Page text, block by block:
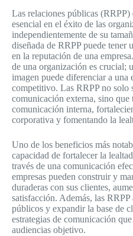
Las relaciones públicas (RRPP)
esencial en el éxito de las
independientemente de su
diseñada de RRPP puede
en la reputación de una
de una organización es crucial;
imagen puede diferenciar a una
competitivo. Las RRPP no solo
comunicación externa, sino
comunicación interna,
corporativa y fomentando la
Uno de los beneficios más
capacidad de fortalecer la
través de una comunicación
empresas pueden construir y
duraderas con sus clientes,
satisfacción. Además, las
públicos y expandir la base de
estrategias de comunicación
audiencias objetivo.